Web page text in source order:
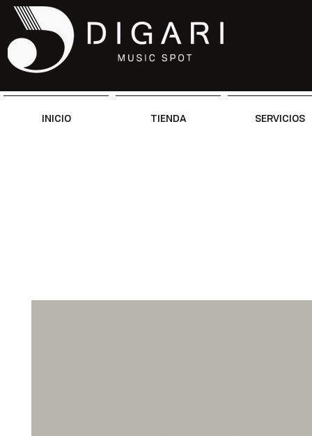
INICIO TIENDA SERVICIOS